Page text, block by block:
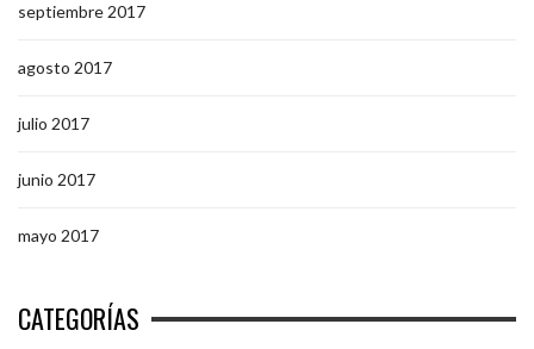
septiembre 2017
agosto 2017
julio 2017
junio 2017
mayo 2017
CATEGORÍAS